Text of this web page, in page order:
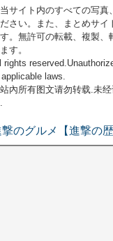
サイト内のすべての写真
ださい。また、まとめサ
。無許可の転載、複製、
す。
rights
laws.
內所有图文请勿转载.未
撃のグルメ【進撃の